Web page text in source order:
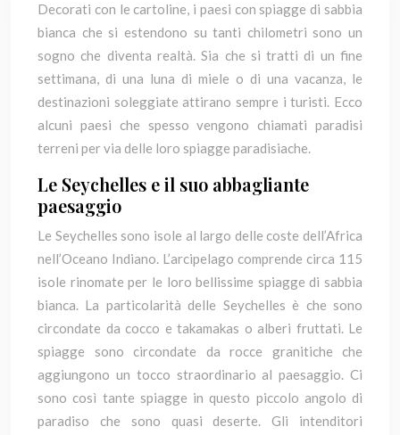
Decorati con le cartoline, i paesi con spiagge di sabbia
bianca che si estendono su tanti chilometri sono un
sogno che diventa realtà. Sia che si tratti di un fine
settimana, di una luna di miele o di una vacanza, le
destinazioni soleggiate attirano sempre i turisti. Ecco
alcuni paesi che spesso vengono chiamati paradisi
terreni per via delle loro spiagge paradisiache.
Le Seychelles e il suo abbagliante
paesaggio
Le Seychelles sono isole al largo delle coste dell’Africa
nell’Oceano Indiano. L’arcipelago comprende circa 115
isole rinomate per le loro bellissime spiagge di sabbia
bianca. La particolarità delle Seychelles è che sono
circondate da cocco e takamakas o alberi fruttati. Le
spiagge sono circondate da rocce granitiche che
aggiungono un tocco straordinario al paesaggio. Ci
sono così tante spiagge in questo piccolo angolo di
paradiso che sono quasi deserte. Gli intenditori